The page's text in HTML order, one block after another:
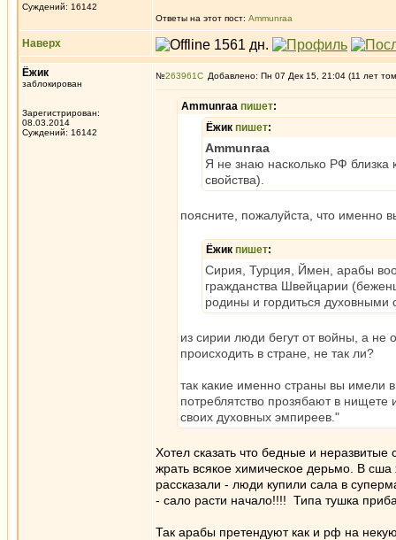
Суждений: 16142
Ответы на этот пост: Ammunraa
Наверх
Ёжик
заблокирован
Зарегистрирован:
08.03.2014
Суждений: 16142
№263961 Добавлено: Пн 07 Дек 15, 21:04 (11 лет
Ammunraa пишет:
Ёжик пишет:
Ammunraa
Я не знаю насколько РФ близка
свойства).
поясните, пожалуйста, что именно
Ёжик пишет:
Сирия, Турция, Ймен, арабы
гражданства Швейцарии
родины и гордиться духовными
из сирии люди бегут от войны, а не
происходить в стране, не так ли?
так какие именно страны вы имели
потреблятство прозябают в нищете
своих духовных эмпиреев."
Хотел сказать что бедные и
жрать всякое химическое дерьмо. В
рассказали - люди купили сала в
- сало расти начало!!!! Типа тушка
Так арабы претендуют как и рф на